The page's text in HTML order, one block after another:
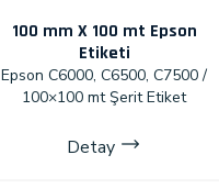
100 mm X 100 mt Epson
Etiketi
Epson C6000, C6500, C7500 /
100×100 mt Şerit Etiket
Detay